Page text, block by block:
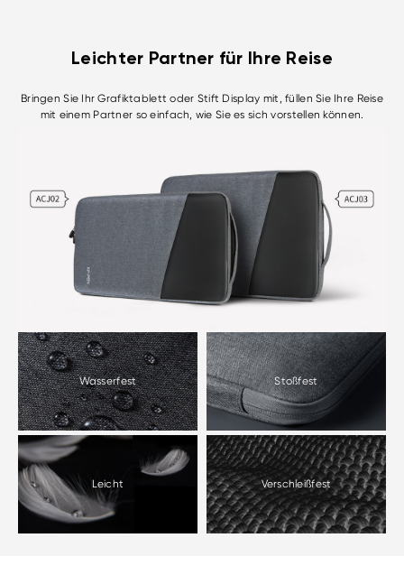
Leichter Partner für Ihre Reise
Bringen Sie Ihr Grafiktablett oder Stift Display mit, füllen Sie Ihre Reise
mit einem Partner so einfach, wie Sie es sich vorstellen können.
Wasserfest Stoßfest
Leicht Verschleißfest